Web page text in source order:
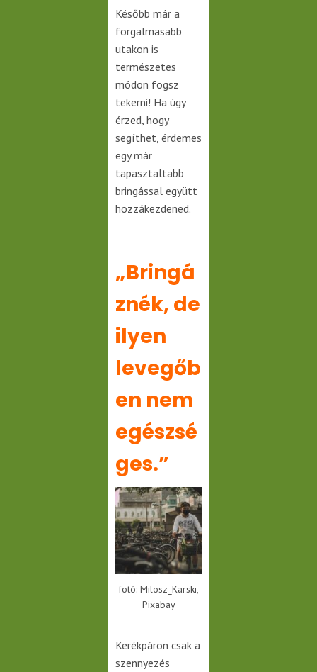
Később már a
forgalmasabb
utakon is
természetes
módon fogsz
tekerni! Ha úgy
érzed, hogy
segíthet, érdemes
egy már
tapasztaltabb
bringással együtt
hozzákezdened.
„Bringá
znék, de
ilyen
levegőb
en nem
egészsé
ges.”
fotó: Milosz_Karski,
Pixabay
Kerékpáron csak a
szennyezés